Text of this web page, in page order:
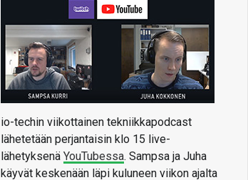
io-techin viikottainen tekniikkapodcast
lähetetään perjantaisin klo 15 live-
lähetyksenä YouTubessa. Sampsa ja Juha
käyvät keskenään läpi kuluneen viikon ajalta